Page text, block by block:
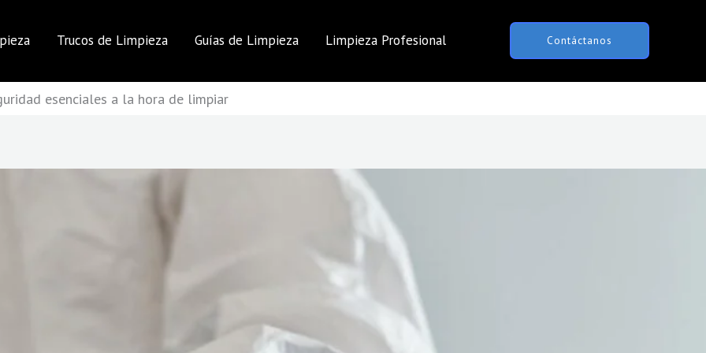
Trucos de Limpieza Guías de Limpieza Limpieza Profesional Contáctanos
esenciales a la hora de limpiar